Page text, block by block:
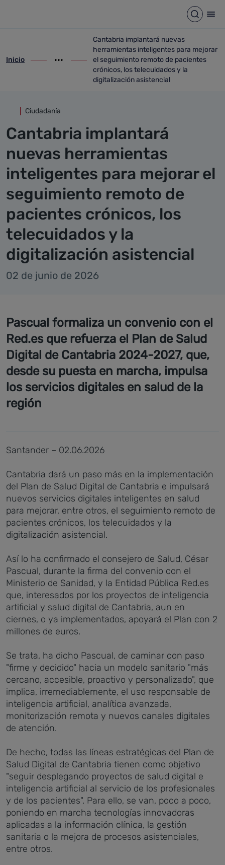
Abrir
ir-a inicio
Inicio
Mostrar opciones del camino de migas
ir-a Cantabria implantará nuevas
Cantabria implantará nuevas
herramientas inteligentes para mejorar
el seguimiento remoto de pacientes
crónicos, los telecuidados y la
digitalización asistencial
Ciudadanía
Cantabria implantará
nuevas herramientas
inteligentes para mejorar el
seguimiento remoto de
pacientes crónicos, los
telecuidados y la
digitalización asistencial
02 de junio de 2026
Pascual formaliza un convenio con el
Red.es que refuerza el Plan de Salud
Digital de Cantabria 2024-2027, que,
desde su puesta en marcha, impulsa
los servicios digitales en salud de la
región
Santander – 02.06.2026
Cantabria dará un paso más en la implementación
del Plan de Salud Digital de Cantabria e impulsará
nuevos servicios digitales inteligentes en salud
para mejorar, entre otros, el seguimiento remoto de
pacientes crónicos, los telecuidados y la
digitalización asistencial.
Así lo ha confirmado el consejero de Salud, César
Pascual, durante la firma del convenio con el
Ministerio de Sanidad, y la Entidad Pública Red.es
que, interesados por los proyectos de inteligencia
artificial y salud digital de Cantabria, aun en
ciernes, o ya implementados, apoyará el Plan con 2
millones de euros.
Se trata, ha dicho Pascual, de caminar con paso
"firme y decidido" hacia un modelo sanitario "más
cercano, accesible, proactivo y personalizado", que
implica, irremediablemente, el uso responsable de
inteligencia artificial, analítica avanzada,
monitorización remota y nuevos canales digitales
de atención.
De hecho, todas las líneas estratégicas del Plan de
Salud Digital de Cantabria tienen como objetivo
"seguir desplegando proyectos de salud digital e
inteligencia artificial al servicio de los profesionales
y de los pacientes". Para ello, se van, poco a poco,
poniendo en marcha tecnologías innovadoras
aplicadas a la información clínica, la gestión
sanitaria o la mejora de procesos asistenciales,
entre otros.